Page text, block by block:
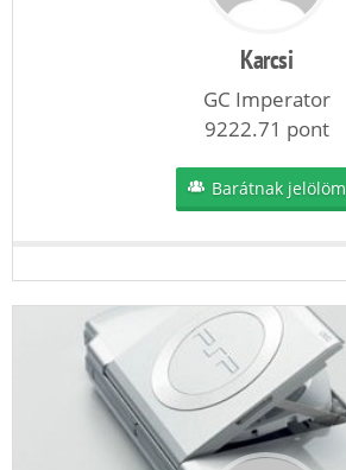
Karcsi
GC Imperator
9222.71 pont
Barátnak jelölöm